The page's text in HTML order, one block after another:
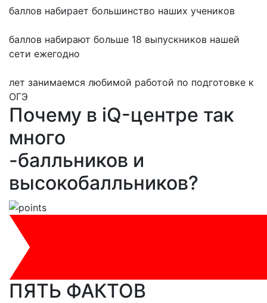
баллов набирает большинство наших учеников
баллов набирают больше 18 выпускников нашей
сети ежегодно
лет занимаемся любимой работой по подготовке к
ОГЭ
Почему в iQ-центре так
много
-балльников и
высокобалльников?
ПЯТЬ ФАКТОВ